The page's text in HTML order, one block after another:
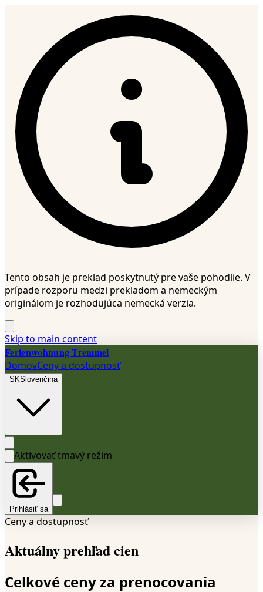
Tento obsah je preklad poskytnutý pre vaše pohodlie. V
prípade rozporu medzi prekladom a nemeckým
originálom je rozhodujúca nemecká verzia.
Skip to main content
Ferienwohnung Tremmel
DomovCeny a dostupnosť
SKSlovenčina
Aktivovať tmavý režim
Prihlásiť sa
Ceny a dostupnosť
Aktuálny prehľad cien
Celkové ceny za prenocovania